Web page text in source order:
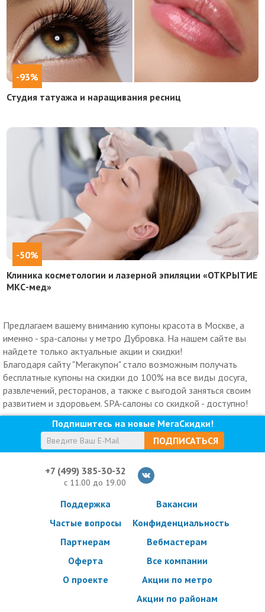
-93%
Студия татуажа и наращивания ресниц
-50%
Клиника косметологии и лазерной эпиляции «ОТКРЫТИЕ
МКС-мед»
Предлагаем вашему вниманию купоны красота в Москве, а
именно - spa-салоны у метро Дубровка. На нашем сайте вы
найдете только актуальные акции и скидки!
Благодаря сайту "Мегакупон" стало возможным получать
бесплатные купоны на скидки до 100% на все виды досуга,
развлечений, ресторанов, а также с выгодой заняться своим
развитием и здоровьем. SPA-салоны со скидкой - доступно!
Подпишитесь на новые МегаСкидки!
ПОДПИСАТЬСЯ
+7 (499) 385-30-32
с 11.00 до 19.00
Поддержка
Частые вопросы
Партнерам
Оферта
О проекте
Вакансии
Конфиденциальность
Вебмастерам
Все компании
Акции по метро
Акции по районам